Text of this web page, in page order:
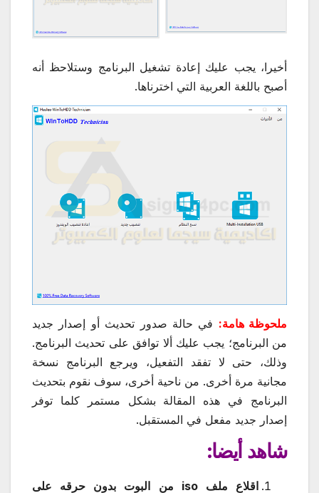
أخيرا، يجب عليك إعادة تشغيل البرنامج وستلاحظ أنه
أصبح باللغة العربية التي اخترناها.
ملحوظة هامة: في حالة صدور تحديث أو إصدار جديد
من البرنامج؛ يجب عليك ألا توافق على تحديث البرنامج.
وذلك، حتى لا تفقد التفعيل، ويرجع البرنامج نسخة
مجانية مرة أخرى. من ناحية أخرى، سوف نقوم بتحديث
البرنامج في هذه المقالة بشكل مستمر كلما توفر
إصدار جديد مفعل في المستقبل.
شاهد أيضا:
اقلاع ملف iso من البوت بدون حرقه على